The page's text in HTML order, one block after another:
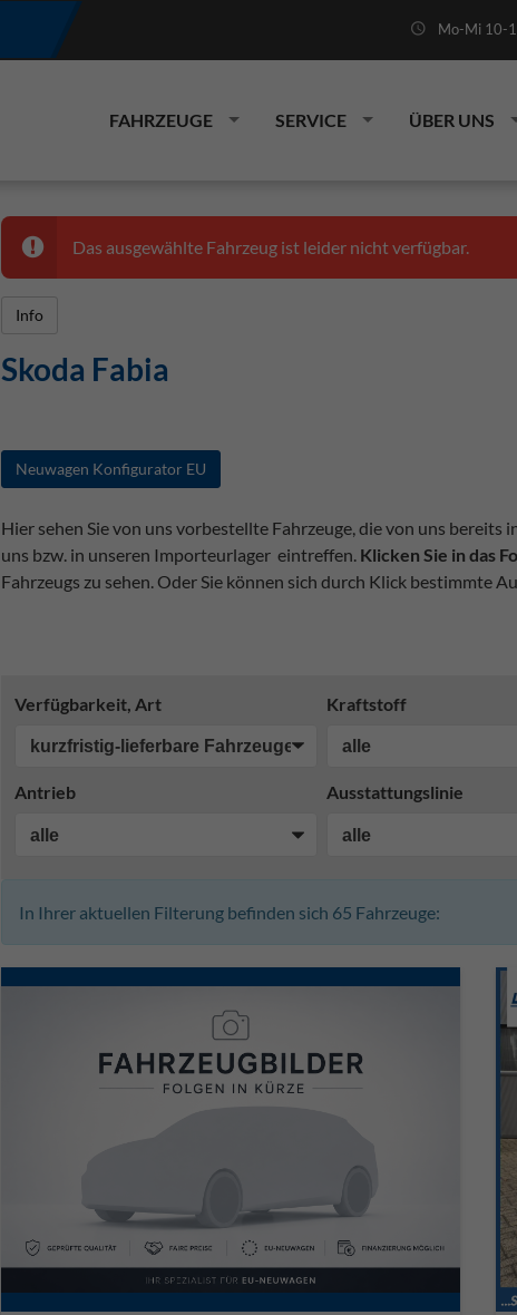
Mo-Mi 10-
FAHRZEUGE SERVICE ÜBER UNS
Das ausgewählte Fahrzeug ist leider nicht verfügbar.
Info
Skoda Fabia
Neuwagen Konfigurator EU
Hier sehen Sie von uns vorbestellte Fahrzeuge, die von uns
uns bzw. in unseren Importeurlager eintreffen. Klicken Sie in das
Fahrzeugs zu sehen. Oder Sie können sich durch Klick bestimmte
Verfügbarkeit, Art Kraftstoff
Antrieb Ausstattungslinie
In Ihrer aktuellen Filterung befinden sich 65 Fahrzeuge: